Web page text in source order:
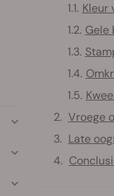
Kleur
Gele
Vroege
Late